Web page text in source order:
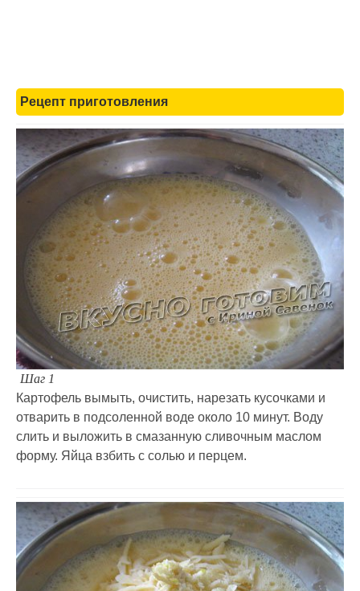
Рецепт приготовления
Шаг 1
Картофель вымыть, очистить, нарезать кусочками и
отварить в подсоленной воде около 10 минут. Воду
слить и выложить в смазанную сливочным маслом
форму. Яйца взбить с солью и перцем.